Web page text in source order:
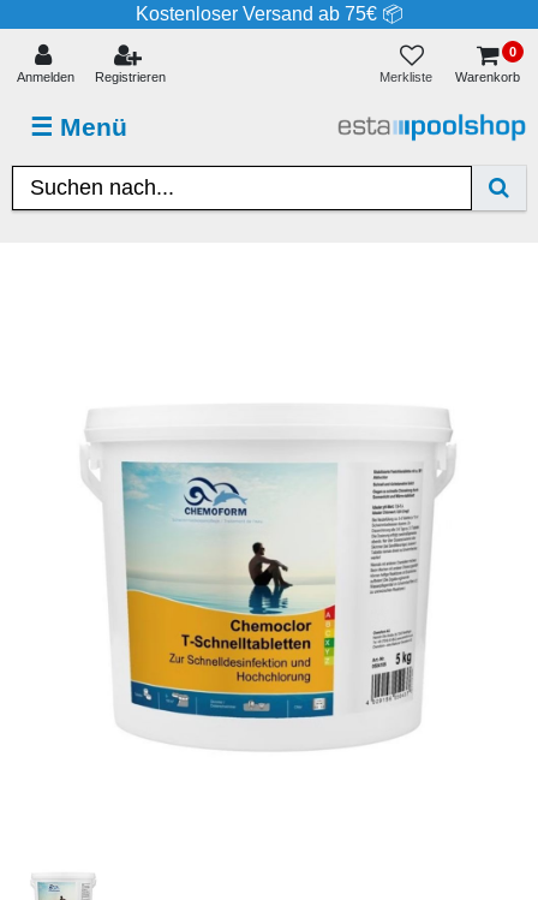
Kostenloser Versand ab 75€ 📦
☰ Menü
Anmelden Registrieren Merkliste
0
Warenkorb